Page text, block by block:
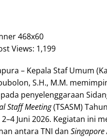
Views: 1,199
– Kepala Staf Umum
S.H., M.M.
penyelenggaraan
Staff Meeting(TSASM)
2–4 Juni 2026. Kegiatan ini
antara TNI dan Singapore